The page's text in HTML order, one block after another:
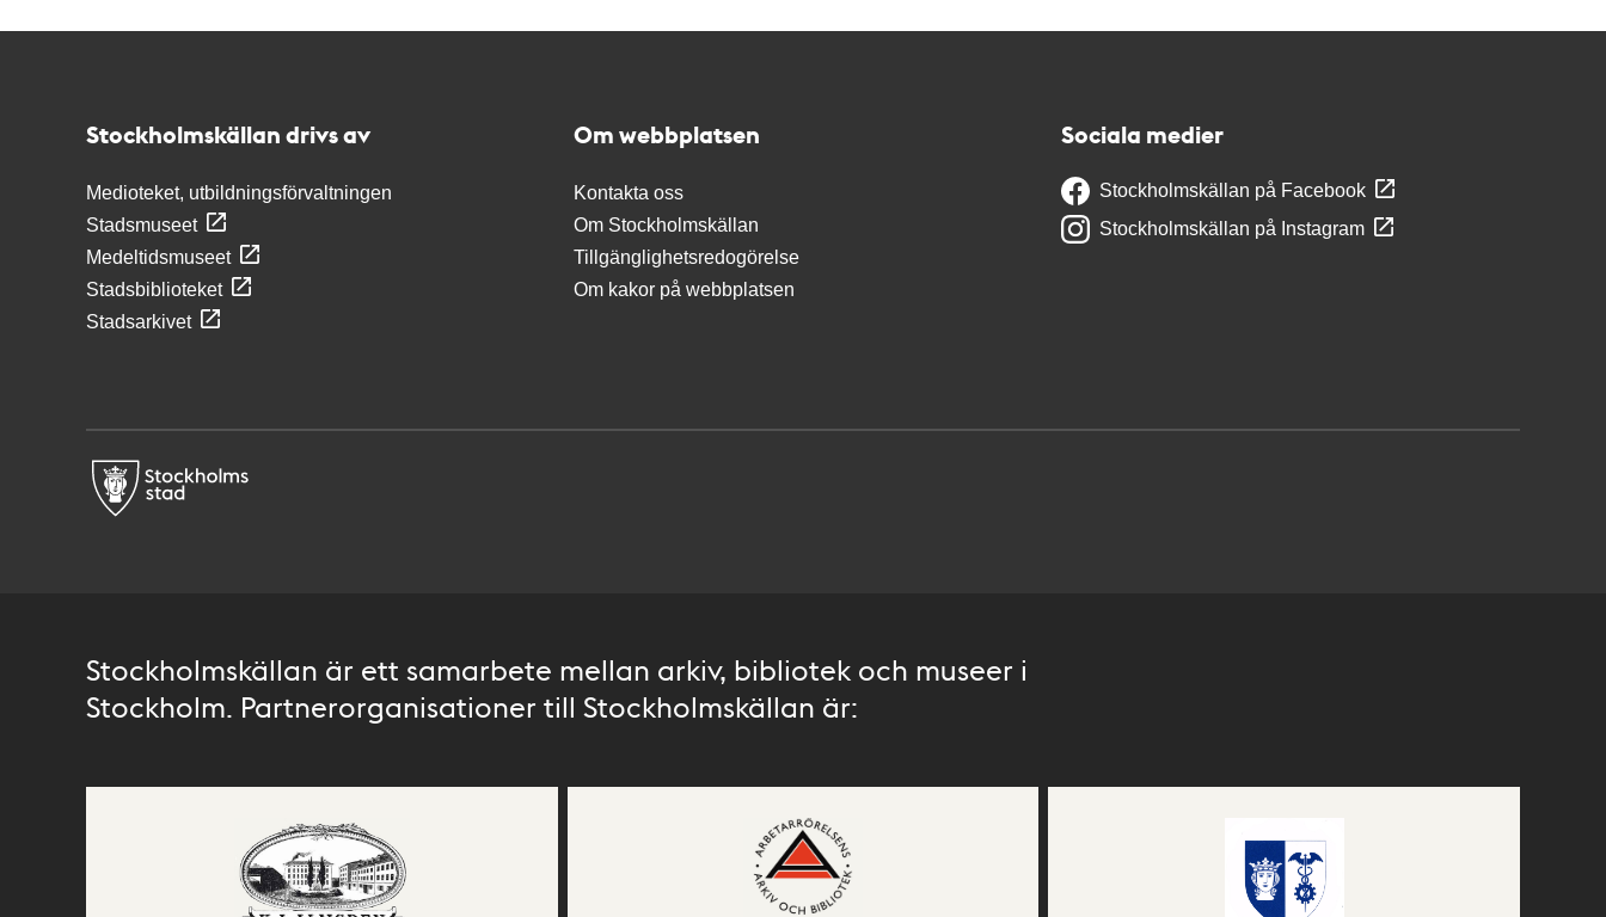
Stockholmskällan drivs av
Medioteket, utbildningsförvaltningen
Stadsmuseet
Medeltidsmuseet
Stadsbiblioteket
Stadsarkivet
Om webbplatsen
Kontakta oss
Om Stockholmskällan
Tillgänglighetsredogörelse
Om kakor på webbplatsen
Sociala medier
Stockholmskällan på Facebook
Stockholmskällan på Instagram
Stockholmskällan är ett samarbete mellan arkiv, bibliotek och museer i
Stockholm. Partnerorganisationer till Stockholmskällan är: